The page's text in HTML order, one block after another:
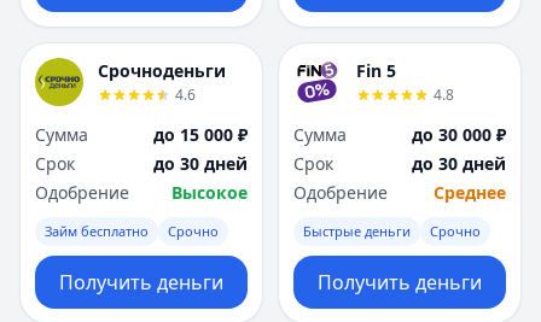
Срочноденьги
4.6
Сумма
до 15 000 ₽
Срок
до 30 дней
Одобрение
Высокое
Займ бесплатно Срочно
Получить деньги
Fin 5
4.8
Сумма
до 30 000 ₽
Срок
до 30 дней
Одобрение
Среднее
Быстрые деньги Срочно
Получить деньги